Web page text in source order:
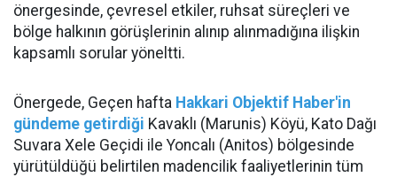
önergesinde, çevresel etkiler, ruhsat süreçleri ve
bölge halkının görüşlerinin alınıp alınmadığına ilişkin
kapsamlı sorular yöneltti.
Önergede, Geçen hafta Hakkari Objektif Haber'in
gündeme getirdiği Kavaklı (Marunis) Köyü, Kato Dağı
Suvara Xele Geçidi ile Yoncalı (Anitos) bölgesinde
yürütüldüğü belirtilen madencilik faaliyetlerinin tüm